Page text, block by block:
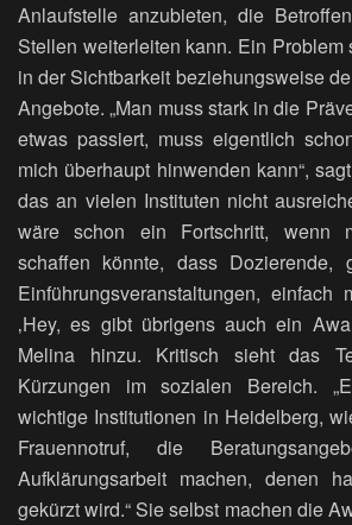
Anlaufstelle anzubieten, die
Stellen weiterleiten kann. Ein
in der Sichtbarkeit beziehungsweise
Angebote. „Man muss stark in die
etwas passiert, muss eigentlich
mich überhaupt hinwenden kann“,
das an vielen Instituten nicht
wäre schon ein Fortschritt, wenn
schaffen könnte, dass
Einführungsveranstaltungen, einfach
‚Hey, es gibt übrigens auch ein
Melina hinzu. Kritisch sieht das
Kürzungen im sozialen Bereich.
wichtige Institutionen in Heidelberg,
Frauennotruf, die
Aufklärungsarbeit machen, denen
gekürzt wird.“ Sie selbst machen die